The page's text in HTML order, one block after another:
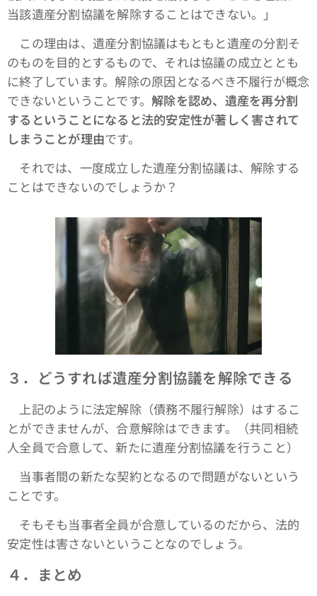
当該遺産分割協議を解除することはできない。」
この理由は、遺産分割協議はもともと遺産の分割そ
のものを目的とするもので、それは協議の成立ととも
に終了しています。解除の原因となるべき不履行が概念
できないということです。解除を認め、遺産を再分割
するということになると法的安定性が著しく害されて
しまうことが理由です。
それでは、一度成立した遺産分割協議は、解除する
ことはできないのでしょうか？
３．どうすれば遺産分割協議を解除できる
上記のように法定解除（債務不履行解除）はするこ
とができませんが、合意解除はできます。（共同相続
人全員で合意して、新たに遺産分割協議を行うこと）
当事者間の新たな契約となるので問題がないという
ことです。
そもそも当事者全員が合意しているのだから、法的
安定性は害さないということなのでしょう。
４．まとめ